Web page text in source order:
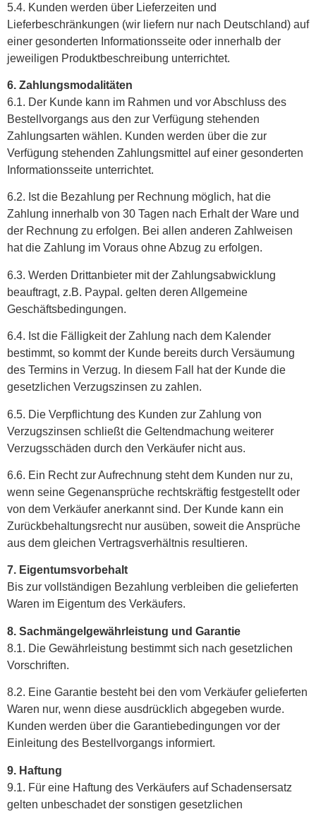
5.4. Kunden werden über Lieferzeiten und
Lieferbeschränkungen (wir liefern nur nach Deutschland) auf
einer gesonderten Informationsseite oder innerhalb der
jeweiligen Produktbeschreibung unterrichtet.
6. Zahlungsmodalitäten
6.1. Der Kunde kann im Rahmen und vor Abschluss des
Bestellvorgangs aus den zur Verfügung stehenden
Zahlungsarten wählen. Kunden werden über die zur
Verfügung stehenden Zahlungsmittel auf einer gesonderten
Informationsseite unterrichtet.
6.2. Ist die Bezahlung per Rechnung möglich, hat die
Zahlung innerhalb von 30 Tagen nach Erhalt der Ware und
der Rechnung zu erfolgen. Bei allen anderen Zahlweisen
hat die Zahlung im Voraus ohne Abzug zu erfolgen.
6.3. Werden Drittanbieter mit der Zahlungsabwicklung
beauftragt, z.B. Paypal. gelten deren Allgemeine
Geschäftsbedingungen.
6.4. Ist die Fälligkeit der Zahlung nach dem Kalender
bestimmt, so kommt der Kunde bereits durch Versäumung
des Termins in Verzug. In diesem Fall hat der Kunde die
gesetzlichen Verzugszinsen zu zahlen.
6.5. Die Verpflichtung des Kunden zur Zahlung von
Verzugszinsen schließt die Geltendmachung weiterer
Verzugsschäden durch den Verkäufer nicht aus.
6.6. Ein Recht zur Aufrechnung steht dem Kunden nur zu,
wenn seine Gegenansprüche rechtskräftig festgestellt oder
von dem Verkäufer anerkannt sind. Der Kunde kann ein
Zurückbehaltungsrecht nur ausüben, soweit die Ansprüche
aus dem gleichen Vertragsverhältnis resultieren.
7. Eigentumsvorbehalt
Bis zur vollständigen Bezahlung verbleiben die gelieferten
Waren im Eigentum des Verkäufers.
8. Sachmängelgewährleistung und Garantie
8.1. Die Gewährleistung bestimmt sich nach gesetzlichen
Vorschriften.
8.2. Eine Garantie besteht bei den vom Verkäufer gelieferten
Waren nur, wenn diese ausdrücklich abgegeben wurde.
Kunden werden über die Garantiebedingungen vor der
Einleitung des Bestellvorgangs informiert.
9. Haftung
9.1. Für eine Haftung des Verkäufers auf Schadensersatz
gelten unbeschadet der sonstigen gesetzlichen